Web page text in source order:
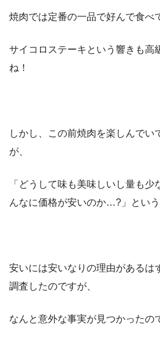
焼肉では定番の一品で好んで食べ
サイコロステーキという響きも高
ね！
しかし、この前焼肉を楽しんでい
が、
「どうして味も美味しいし量も少
んなに価格が安いのか…?」という
安いには安いなりの理由がある
調査したのですが、
なんと意外な事実が見つかったの